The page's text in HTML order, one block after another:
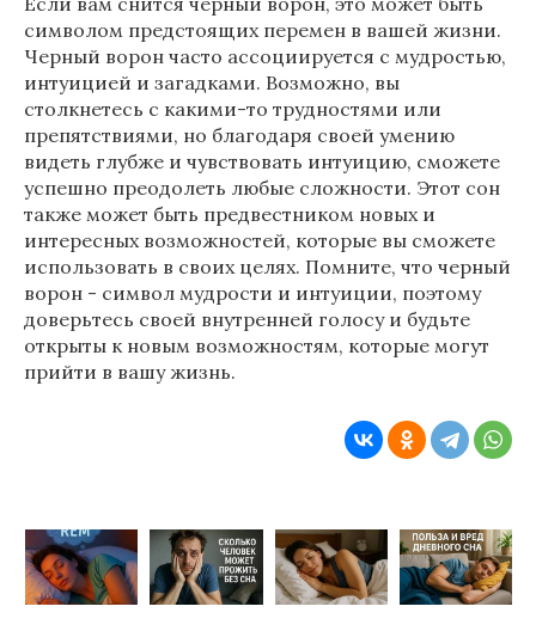
символом предстоящих перемен в вашей жизни.
Черный ворон часто ассоциируется с мудростью,
интуицией и загадками. Возможно, вы
столкнетесь с какими-то трудностями или
препятствиями, но благодаря своей умению
видеть глубже и чувствовать интуицию, сможете
успешно преодолеть любые сложности. Этот сон
также может быть предвестником новых и
интересных возможностей, которые вы сможете
использовать в своих целях. Помните, что черный
ворон - символ мудрости и интуиции, поэтому
доверьтесь своей внутренней голосу и будьте
открыты к новым возможностям, которые могут
прийти в вашу жизнь.